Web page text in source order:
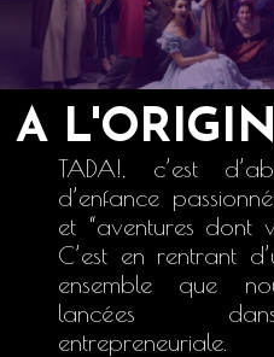
A
TADA!, c’est
d’enfance
et “aventures dont
C’est en rentrant
ensemble que
lancées
entrepreneuriale.